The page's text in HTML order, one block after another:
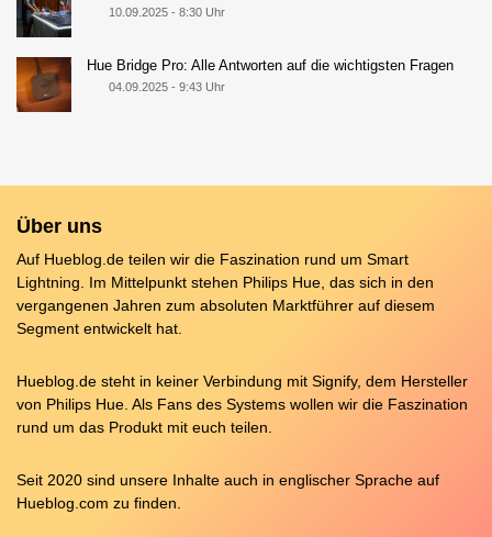
10.09.2025 - 8:30 Uhr
Hue Bridge Pro: Alle Antworten auf die wichtigsten Fragen
04.09.2025 - 9:43 Uhr
Über uns
Auf Hueblog.de teilen wir die Faszination rund um Smart
Lightning. Im Mittelpunkt stehen Philips Hue, das sich in den
vergangenen Jahren zum absoluten Marktführer auf diesem
Segment entwickelt hat.
Hueblog.de steht in keiner Verbindung mit Signify, dem Hersteller
von Philips Hue. Als Fans des Systems wollen wir die Faszination
rund um das Produkt mit euch teilen.
Seit 2020 sind unsere Inhalte auch in englischer Sprache auf
Hueblog.com zu finden.